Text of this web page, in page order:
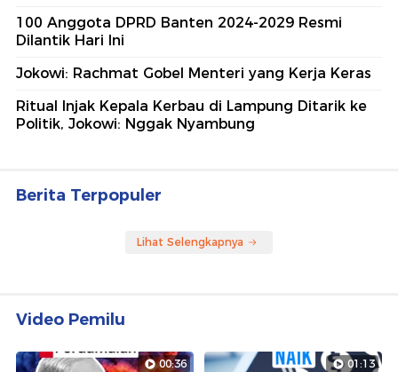
100 Anggota DPRD Banten 2024-2029 Resmi
Dilantik Hari Ini
Jokowi: Rachmat Gobel Menteri yang Kerja Keras
Ritual Injak Kepala Kerbau di Lampung Ditarik ke
Politik, Jokowi: Nggak Nyambung
Berita Terpopuler
Lihat Selengkapnya
Video Pemilu
00:36 01:13